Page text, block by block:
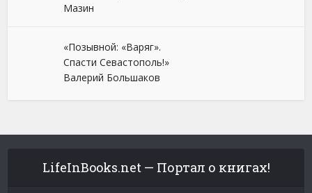
Мазин
«Позывной: «Варяг».
Спасти Севастополь!»
Валерий Большаков
LifeInBooks.net — Портал о книгах!